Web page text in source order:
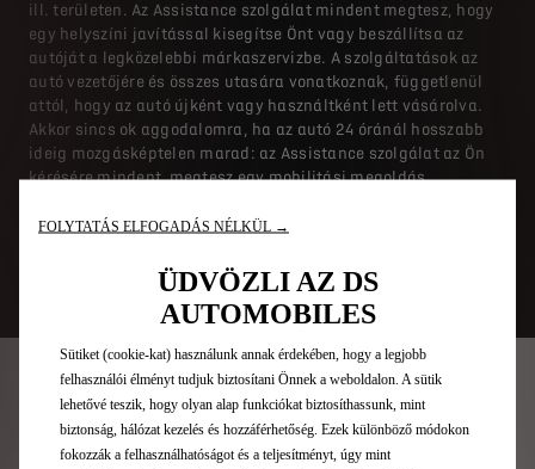
ill. területen. Az Assistance szolgálat mindent megtesz, hogy
egy helyszíni javítással kisegítse Önt vagy beszállítsa az
autóját a legközelebbi márkaszervizbe. A szolgáltatások az
autó vezetőjére és összes utasára vonatkoznak, függetlenül
attól, hogy az autó újként vagy használtként lett vásárolva.
Akkor sincs ok aggodalomra, ha az autó 24 óránál hosszabb
ideig mozgásképtelen marad: az Assistance szolgálat az Ön
kérésére mindent megtesz egy mobilitási megoldás
vonatkozó és érvényes szervizszolgáltatási szerződés
tartalmazza a DS Assistance szolgáltatást is.
Hírlevél
FOLYTATÁS ELFOGADÁS NÉLKÜL →
ÜDVÖZLI AZ DS
AUTOMOBILES
Sütiket (cookie-kat) használunk annak érdekében, hogy a legjobb
felhasználói élményt tudjuk biztosítani Önnek a weboldalon. A sütik
lehetővé teszik, hogy olyan alap funkciókat biztosíthassunk, mint
biztonság, hálózat kezelés és hozzáférhetőség. Ezek különböző módokon
fokozzák a felhasználhatóságot és a teljesítményt, úgy mint